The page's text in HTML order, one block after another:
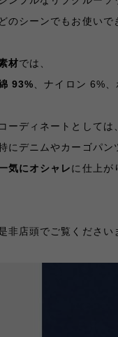
どのシーンでもお使い
材では、
93% 、ナイロン 6%
コーディネートとしては
にデニムやカーゴパン
気にオシャレに仕上が
非店頭でご覧くださ